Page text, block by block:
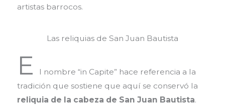
artistas barrocos.
Las reliquias de San Juan Bautista
E
l nombre “in Capite” hace referencia a la
tradición que sostiene que aquí se conservó la
reliquia de la cabeza de San Juan Bautista.